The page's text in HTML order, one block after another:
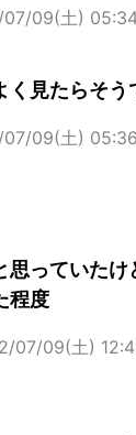
09(土)
く見たらそう
09(土)
思っていたけ
程度
07/09(土)